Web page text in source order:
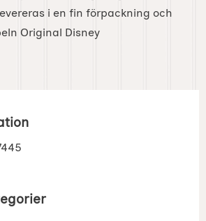
i en fin förpackning och
Original Disney